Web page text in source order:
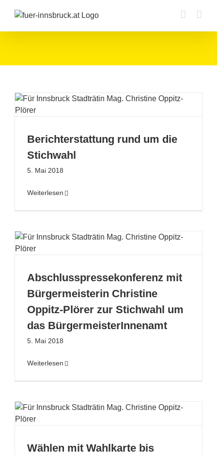
Inhalt
Berichterstattung rund um die
Stichwahl
5. Mai 2018
Weiterlesen
Abschlusspressekonferenz mit
Bürgermeisterin Christine
Oppitz-Plörer zur Stichwahl um
das BürgermeisterInnenamt
5. Mai 2018
Weiterlesen
Wählen mit Wahlkarte bis